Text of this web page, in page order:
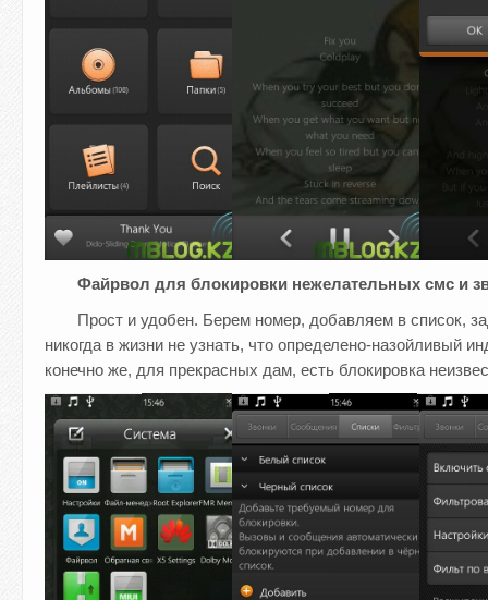
Файрвол для блокировки нежелательных смс и
Прост и удобен. Берем номер, добавляем в список,
никогда в жизни не узнать, что определено-назойливый
конечно же, для прекрасных дам, есть блокировка